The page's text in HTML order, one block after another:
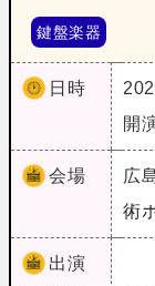
鍵盤楽器
日時
開
会場 広
術
出演